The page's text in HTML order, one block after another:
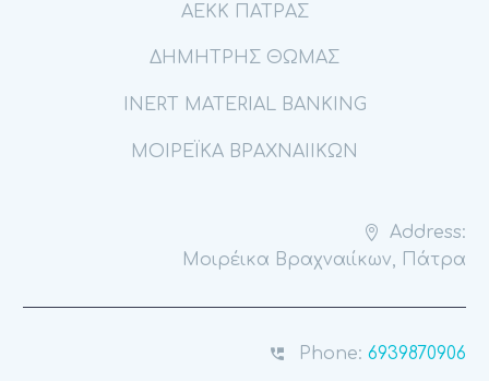
ΑΕΚΚ ΠΑΤΡΑΣ
ΔΗΜΗΤΡΗΣ ΘΩΜΑΣ
ΙΝΕRT MATERIAL BANKING
ΜΟΙΡΕΪΚΑ ΒΡΑΧΝΑΙΙΚΩΝ
Address:
Μοιρέικα Βραχναιίκων, Πάτρα
Phone: 6939870906